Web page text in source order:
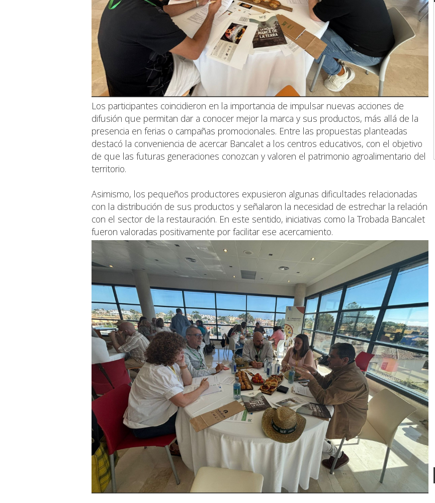
Los participantes coincidieron en la importancia de impulsar nuevas acciones de
difusión que permitan dar a conocer mejor la marca y sus productos, más allá de la
presencia en ferias o campañas promocionales. Entre las propuestas planteadas
destacó la conveniencia de acercar Bancalet a los centros educativos, con el objetivo
de que las futuras generaciones conozcan y valoren el patrimonio agroalimentario del
territorio.
Asimismo, los pequeños productores expusieron algunas dificultades relacionadas
con la distribución de sus productos y señalaron la necesidad de estrechar la relación
con el sector de la restauración. En este sentido, iniciativas como la Trobada Bancalet
fueron valoradas positivamente por facilitar ese acercamiento.